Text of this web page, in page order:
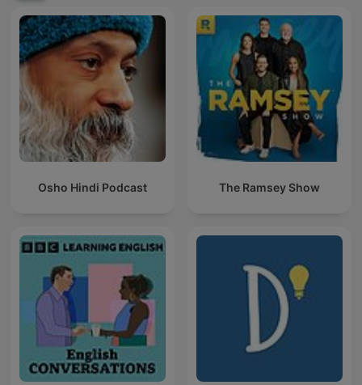
Osho Hindi Podcast The Ramsey Show